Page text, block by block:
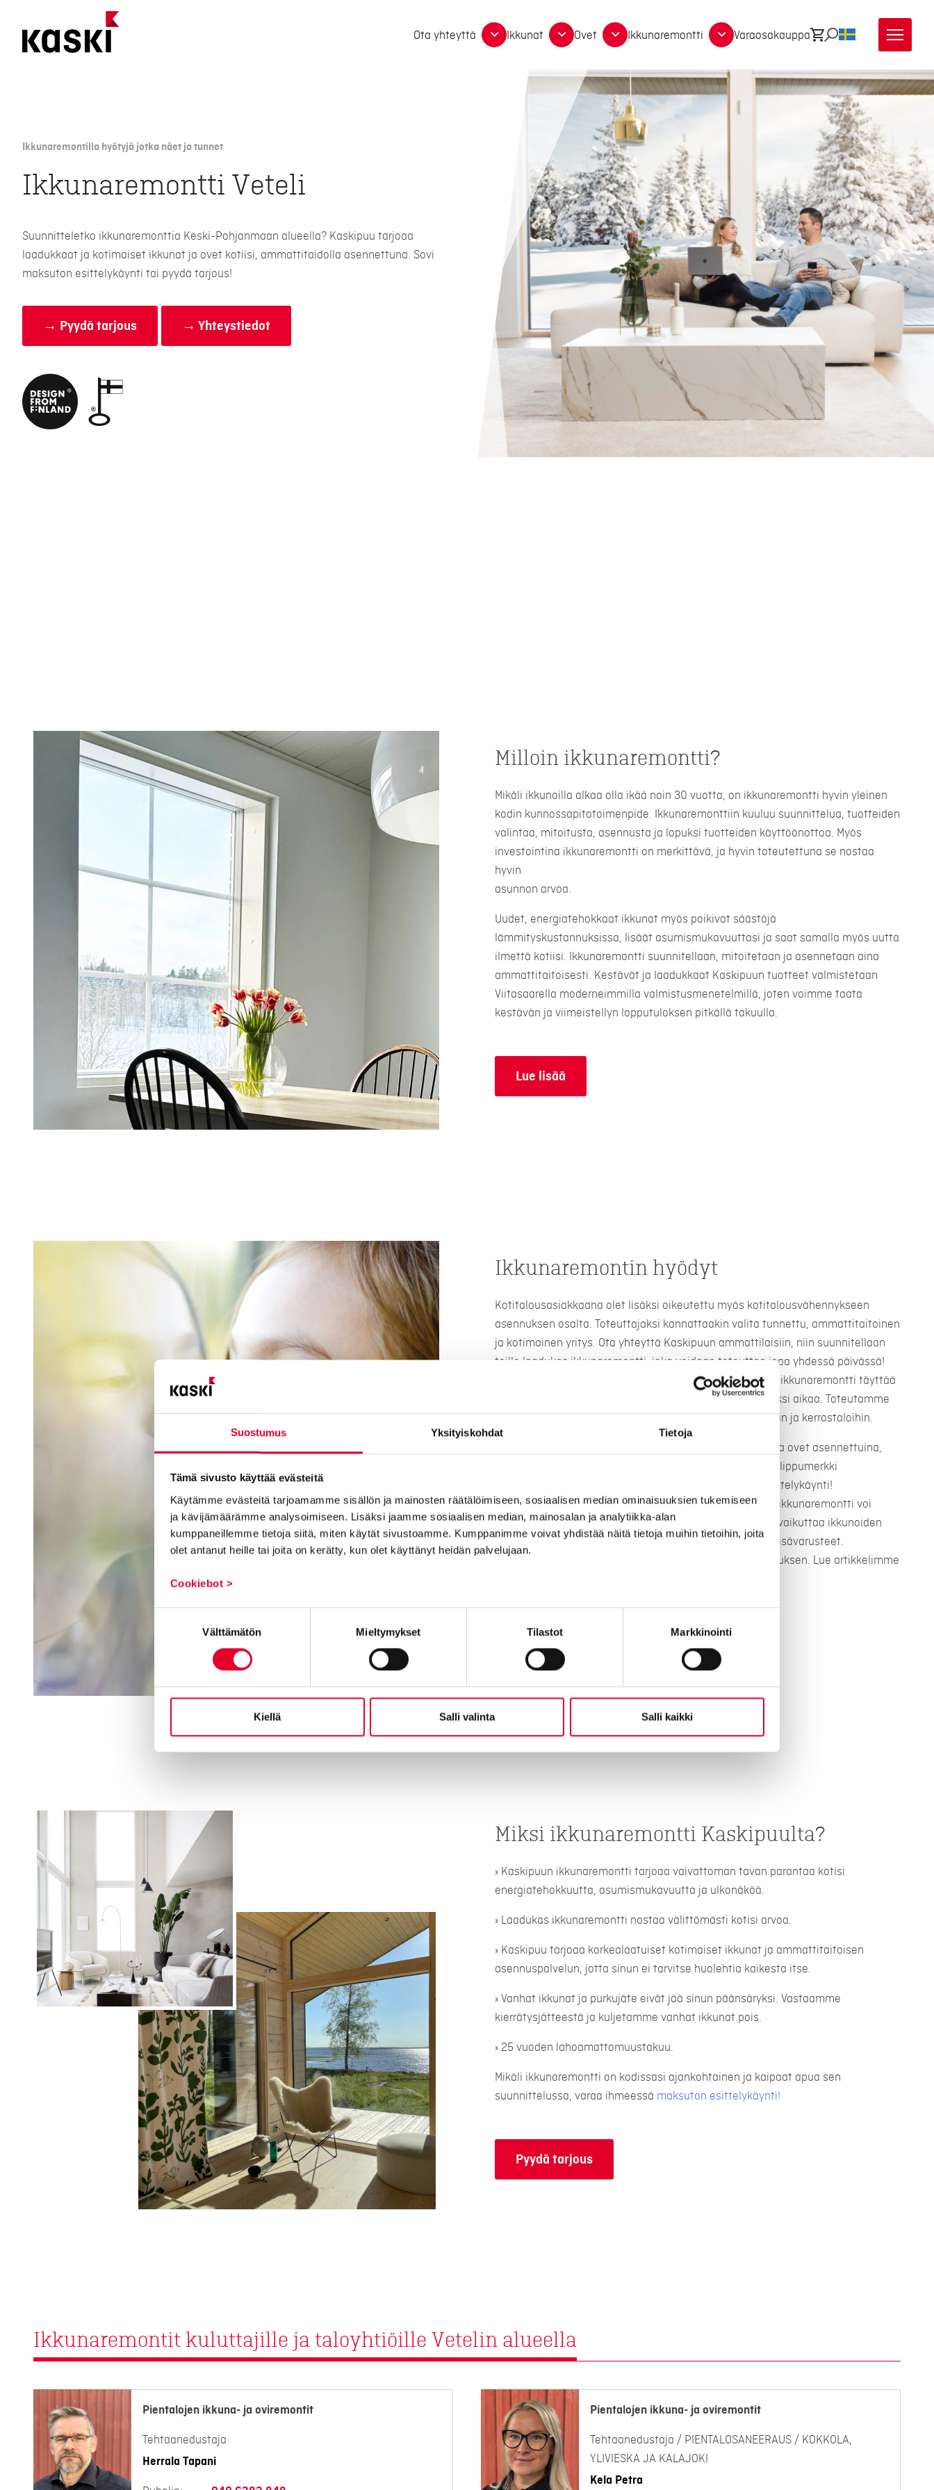
Suostumus Yksityiskohdat Tietoja
Tämä sivusto käyttää evästeitä
Käytämme evästeitä tarjoamamme sisällön ja mainosten räätälöimiseen, sosiaalisen median ominaisuuksien tukemiseen
ja kävijämäärämme analysoimiseen. Lisäksi jaamme sosiaalisen median, mainosalan ja analytiikka-alan
kumppaneillemme tietoja siitä, miten käytät sivustoamme. Kumppanimme voivat yhdistää näitä tietoja muihin tietoihin, joita
olet antanut heille tai joita on kerätty, kun olet käyttänyt heidän palvelujaan.
Cookiebot >
Välttämätön Mieltymykset Tilastot Markkinointi
Kiellä Salli valinta Salli kaikki
Ota yhteyttä Ikkunat Ovet Ikkunaremontti Varaosakauppa
Ostoskori
EtsiSV
Ikkunaremontilla hyötyjä jotka näet ja tunnet
Ikkunaremontti Veteli
Suunnitteletko ikkunaremonttia Keski-Pohjanmaan alueella? Kaskipuu tarjoaa
laadukkaat ja kotimaiset ikkunat ja ovet kotiisi, ammattitaidolla asennettuna. Sovi
maksuton esittelykäynti tai pyydä tarjous!
→ Pyydä tarjous → Yhteystiedot
Milloin ikkunaremontti?
Mikäli ikkunoilla alkaa olla ikää noin 30 vuotta, on ikkunaremontti hyvin yleinen
kodin kunnossapitotoimenpide. Ikkunaremonttiin kuuluu suunnittelua, tuotteiden
valintaa, mitoitusta, asennusta ja lopuksi tuotteiden käyttöönottoa. Myös
investointina ikkunaremontti on merkittävä, ja hyvin toteutettuna se nostaa
hyvin
asunnon arvoa.
Uudet, energiatehokkaat ikkunat myös poikivat säästöjä
lämmityskustannuksissa, lisäät asumismukavuuttasi ja saat samalla myös uutta
ilmettä kotiisi. Ikkunaremontti suunnitellaan, mitoitetaan ja asennetaan aina
ammattitaitoisesti. Kestävät ja laadukkaat Kaskipuun tuotteet valmistetaan
Viitasaarella moderneimmilla valmistusmenetelmillä, joten voimme taata
kestävän ja viimeistellyn lopputuloksen pitkällä takuulla.
Lue lisää
Ikkunaremontin hyödyt
Kotitalousasiakkaana olet lisäksi oikeutettu myös kotitalousvähennykseen
asennuksen osalta. Toteuttajaksi kannattaakin valita tunnettu, ammattitaitoinen
ja kotimainen yritys. Ota yhteyttä Kaskipuun ammattilaisiin, niin suunnitellaan
teille laadukas ikkunaremontti, joka voidaan toteuttaa jopa yhdessä päivässä!
Huolellisesti suunniteltu ja hyvin asennettu ja toteutettu ikkunaremontti täyttää
odotuksesi ja saat olla tyytyväinen lopputulokseen pitkäksi aikaa. Toteutamme
ikkunaremontin myös rivi- ja paritaloihin sekä taloyhtiöihin ja kerrostaloihin.
Kaskipuulta saat suomalaiset, elämää kestävät ikkunat ja ovet asennettuina,
myös rahoituksella! Ikkunoilla ja ulko-ovillamme on avainlippumerkki
tunnustuksena kotimaisesta työstä. Varaa maksuton esittelykäynti!
Minkä hintainen on ikkunaremontti? Karkeasti arvioituna ikkunaremontti voi
maksaa 8000 – 20 000 euroon. Ikkunaremontin hintaan vaikuttaa ikkunoiden
määrän lisäksi niiden koko, niihin valitut lasitukset sekä lisävarusteet.
Tutustumme ensin kohteeseesi ja annamme tarkan tarjouksen. Lue artikkelimme
Miksi ikkunaremontti Kaskipuulta?
» Kaskipuun ikkunaremontti tarjoaa vaivattoman tavan parantaa kotisi
energiatehokkuutta, asumismukavuutta ja ulkonäköä.
» Laadukas ikkunaremontti nostaa välittömästi kotisi arvoa.
» Kaskipuu tarjoaa korkealaatuiset kotimaiset ikkunat ja ammattitaitoisen
asennuspalvelun, jotta sinun ei tarvitse huolehtia kaikesta itse.
» Vanhat ikkunat ja purkujäte eivät jää sinun päänsäryksi. Vastaamme
kierrätysjätteestä ja kuljetamme vanhat ikkunat pois.
» 25 vuoden lahoamattomuustakuu.
Mikäli ikkunaremontti on kodissasi ajankohtainen ja kaipaat apua sen
suunnittelussa, varaa ihmeessä maksuton esittelykäynti!
Pyydä tarjous
Ikkunaremontit kuluttajille ja taloyhtiöille Vetelin alueella
Pientalojen ikkuna- ja oviremontit
Tehtaanedustaja
Herrala Tapani
Pientalojen ikkuna- ja oviremontit
Tehtaanedustaja / PIENTALOSANEERAUS / KOKKOLA,
YLIVIESKA JA KALAJOKI
Kela Petra